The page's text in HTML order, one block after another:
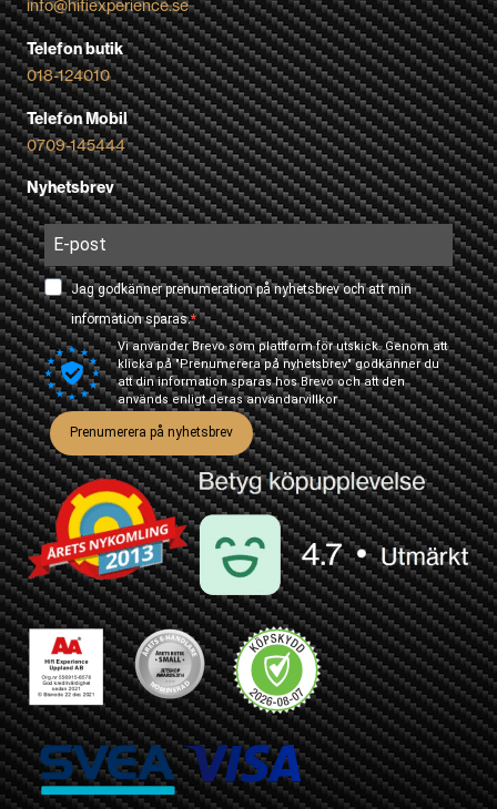
info@hifiexperience.se
Telefon butik
018-124010
Telefon Mobil
0709-145444
Nyhetsbrev
Jag godkänner prenumeration på nyhetsbrev och att min
information sparas.
Vi använder Brevo som plattform för utskick. Genom att
klicka på "Prenumerera på nyhetsbrev" godkänner du
att din information sparas hos Brevo och att den
används enligt derasanvändarvillkor
Prenumerera på nyhetsbrev